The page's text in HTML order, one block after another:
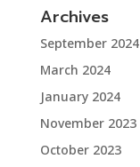
Archives
September 2024
March 2024
January 2024
November 2023
October 2023